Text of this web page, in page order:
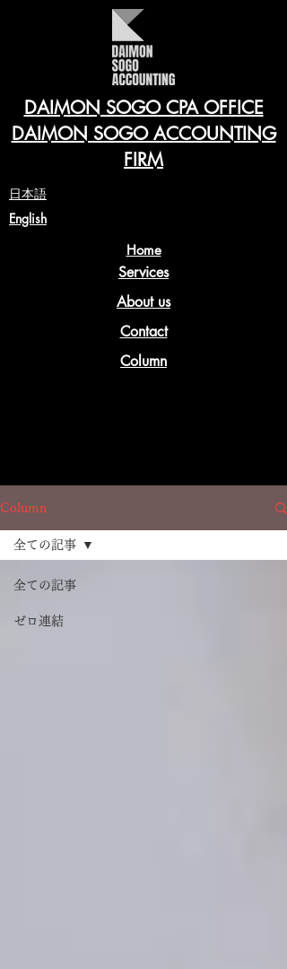
DAIMON SOGO CPA OFFICE
DAIMON SOGO ACCOUNTING
FIRM
​日本語
English
Home
Services
About us
Contact
Column
Column
全ての記事
ゼロ連結
全ての記事